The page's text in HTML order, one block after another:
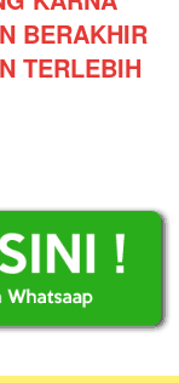
BERAKHIR
TERLEBIH